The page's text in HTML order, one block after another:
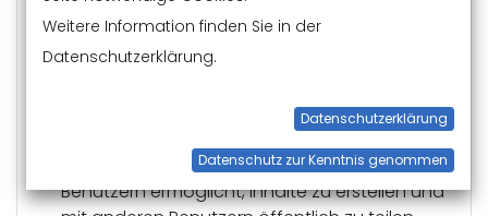
allgemein darüber, dass sie dafür
verantwortlich sind, die allgemeinen
Geschäftsbedingungen oder
und diesen zuzustimmen bzw. sie
Wenn Ihre Website oder die mobilen Apps es
Benutzern ermöglicht, Inhalte zu erstellen und
Weitere Information finden Sie in der
Datenschutzerklärung.
Datenschutzerklärung
Datenschutz zur Kenntnis genommen